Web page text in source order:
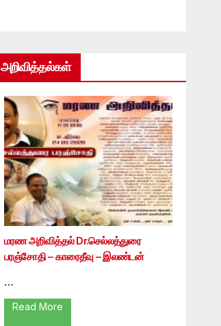
அறிவித்தல்கள்
மரண அறிவித்தல் Dr.செல்லத்துரை
பரஞ்சோதி – காரைதீவு – இலண்டன்
…
Read More